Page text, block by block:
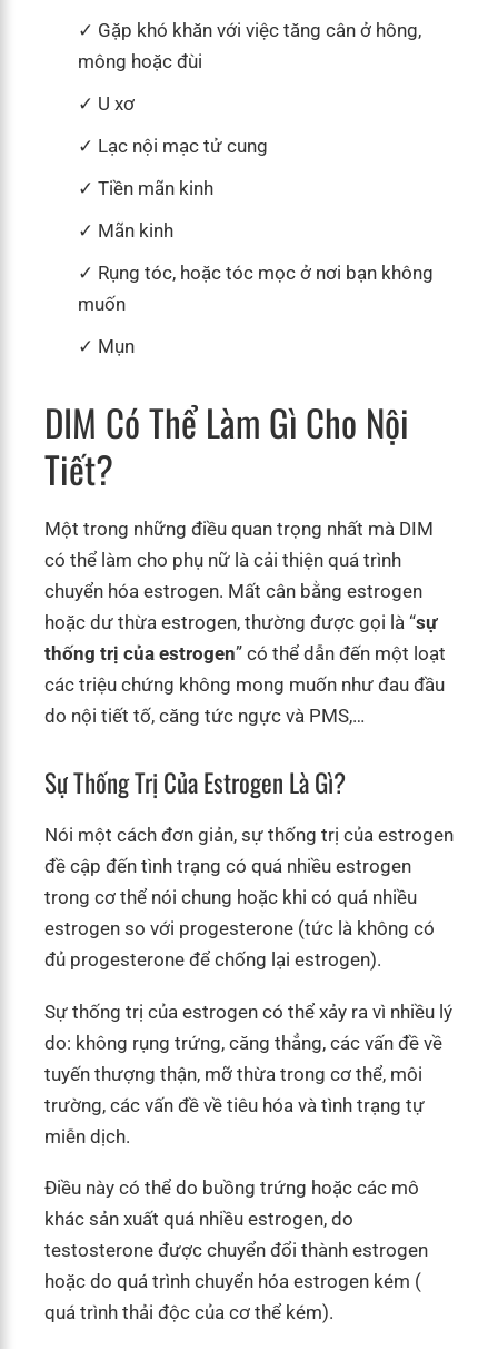
Gặp khó khăn với việc tăng cân ở hông,
mông hoặc đùi
U xơ
Lạc nội mạc tử cung
Tiền mãn kinh
Mãn kinh
Rụng tóc, hoặc tóc mọc ở nơi bạn không
muốn
Mụn
DIM Có Thể Làm Gì Cho Nội
Tiết?
Một trong những điều quan trọng nhất mà DIM
có thể làm cho phụ nữ là cải thiện quá trình
chuyển hóa estrogen. Mất cân bằng estrogen
hoặc dư thừa estrogen, thường được gọi là “sự
thống trị của estrogen” có thể dẫn đến một loạt
các triệu chứng không mong muốn như đau đầu
do nội tiết tố, căng tức ngực và PMS,…
Sự Thống Trị Của Estrogen Là Gì?
Nói một cách đơn giản, sự thống trị của estrogen
đề cập đến tình trạng có quá nhiều estrogen
trong cơ thể nói chung hoặc khi có quá nhiều
estrogen so với progesterone (tức là không có
đủ progesterone để chống lại estrogen).
Sự thống trị của estrogen có thể xảy ra vì nhiều lý
do: không rụng trứng, căng thẳng, các vấn đề về
tuyến thượng thận, mỡ thừa trong cơ thể, môi
trường, các vấn đề về tiêu hóa và tình trạng tự
miễn dịch.
Điều này có thể do buồng trứng hoặc các mô
khác sản xuất quá nhiều estrogen, do
testosterone được chuyển đổi thành estrogen
hoặc do quá trình chuyển hóa estrogen kém (
quá trình thải độc của cơ thể kém).